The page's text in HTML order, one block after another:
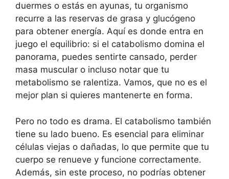
duermes o estás en ayunas, tu organismo
recurre a las reservas de grasa y glucógeno
para obtener energía. Aquí es donde entra en
juego el equilibrio: si el catabolismo domina el
panorama, puedes sentirte cansado, perder
masa muscular o incluso notar que tu
metabolismo se ralentiza. Vamos, que no es el
mejor plan si quieres mantenerte en forma.
Pero no todo es drama. El catabolismo también
tiene su lado bueno. Es esencial para eliminar
células viejas o dañadas, lo que permite que tu
cuerpo se renueve y funcione correctamente.
Además, sin este proceso, no podrías obtener